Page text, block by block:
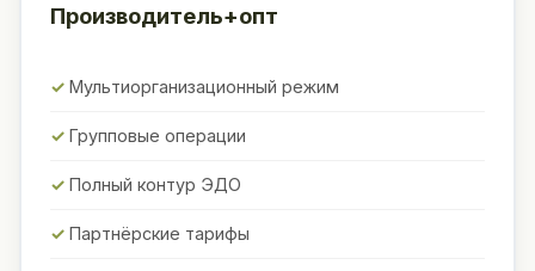
Производитель+опт
Мультиорганизационный режим
Групповые операции
Полный контур ЭДО
Партнёрские тарифы